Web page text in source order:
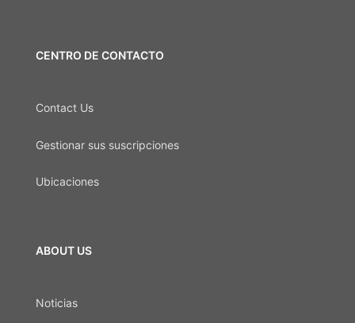
CENTRO DE CONTACTO
Contact Us
Gestionar sus suscripciones
Ubicaciones
ABOUT US
Noticias